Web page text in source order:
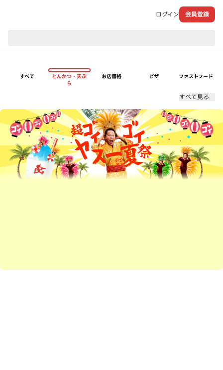
ログイン 会員登録
すべて
とんかつ・天ぷ
ら
お店価格 ピザ ファストフード
すべて見る
超ゴイゴイヤスー夏祭